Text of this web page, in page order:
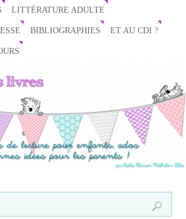
LITTÉRATURE ADULTE
BIBLIOGRAPHIES ET AU CDI ?